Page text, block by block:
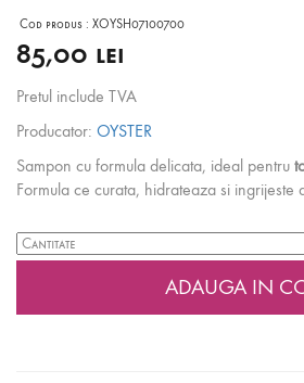
Cod produs : XOYSH07100700
85,00 lei
Pretul include TVA
Producator: OYSTER
Sampon cu formula delicata, ideal pentru
Formula ce curata, hidrateaza si ingrijeste
Ingredientele active din lapte ajuta la
obtinerea unui par frumos si matasos.
Se aplica pe parul